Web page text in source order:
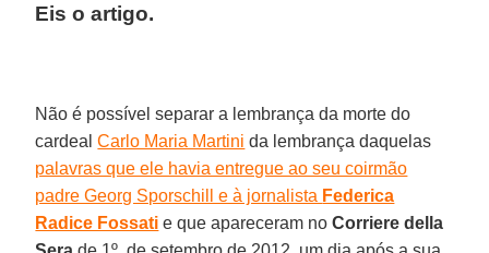
Eis o artigo.
Não é possível separar a lembrança da morte do
cardealCarlo Maria Martini da lembrança daquelas
palavras que ele havia entregue ao seu coirmão
padre Georg Sporschill e à jornalista Federica
Radice Fossati e que apareceram noCorriere della